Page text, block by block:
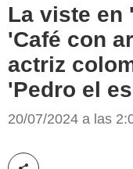
La viste en
'Café con
actriz
'Pedro el
20/07/2024 a las